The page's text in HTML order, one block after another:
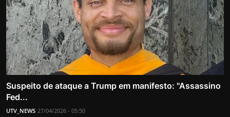
Suspeito de ataque a Trump em manifesto: "Assassino
Fed...
UTV_NEWS 27/04/2026 - 05:50